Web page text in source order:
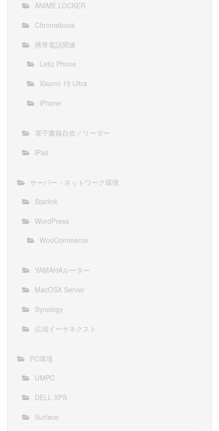
ANIME LOCKER
Chromebook
携帯電話関連
Leitz Phone
Xiaomi 15 Ultra
iPhone
電子書籍自炊／リーダー
iPad
サーバー・ネットワーク環境
Starlink
WordPress
WooCommerce
YAMAHAルーター
MacOSX Server
Synology
広域イーサネクスト
PC環境
UMPC
DELL XPS
Surface